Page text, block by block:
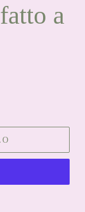
a